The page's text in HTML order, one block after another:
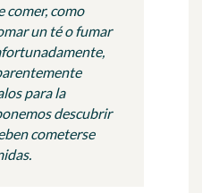
comer, como
un té o fumar
para la
descubrir
cometerse